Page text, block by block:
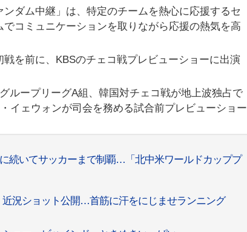
ダム中継」は、特定のチームを熱心に応援するセ
コミュニケーションを取りながら応援の熱気を高
を前に、KBSのチェコ戦プレビューショーに出演
ループリーグA組、韓国対チェコ戦が地上波独占で
イェウォンが司会を務める試合前プレビューショー
続いてサッカーまで制覇…「北中米ワールドカッププ
近況ショット公開…首筋に汗をにじませランニング